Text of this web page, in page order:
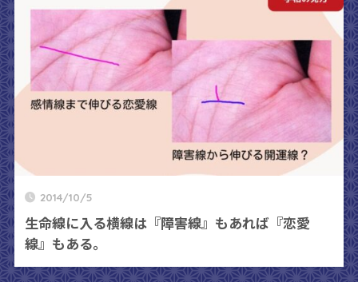
2014/10/5
生命線に入る横線は『障害線』もあれば『恋愛
線』もある。